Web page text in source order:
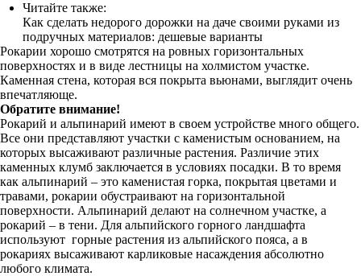
Читайте также:
Как сделать недорого дорожки на даче своими руками из
подручных материалов: дешевые варианты
Рокарии хорошо смотрятся на ровных горизонтальных
поверхностях и в виде лестницы на холмистом участке.
Каменная стена, которая вся покрыта вьюнами, выглядит очень
впечатляюще.
Обратите внимание!
Рокарий и альпинарий имеют в своем устройстве много общего.
Все они представляют участки с каменистым основанием, на
которых высаживают различные растения. Различие этих
каменных клумб заключается в условиях посадки. В то время
как альпинарий – это каменистая горка, покрытая цветами и
травами, рокарии обустраивают на горизонтальной
поверхности. Альпинарий делают на солнечном участке, а
рокарий – в тени. Для альпийского горного ландшафта
используют горные растения из альпийского пояса, а в
рокариях высаживают карликовые насаждения абсолютно
любого климата.